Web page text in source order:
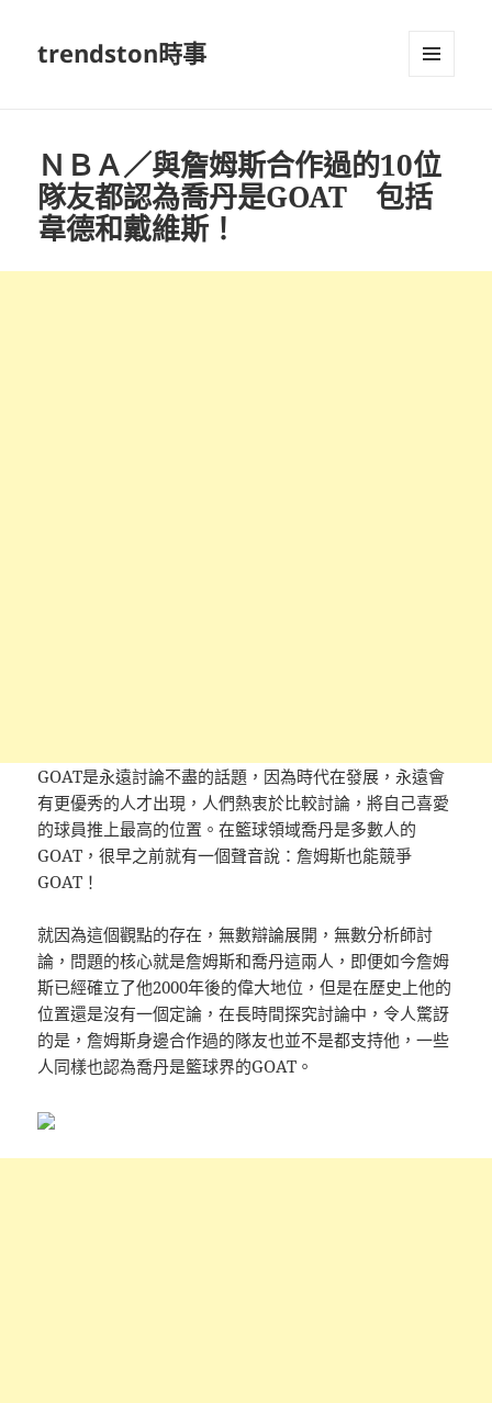
trendston時事
ＮＢＡ／與詹姆斯合作過的10位
隊友都認為喬丹是GOAT 包括
韋德和戴維斯！
GOAT是永遠討論不盡的話題，因為時代在發展，永遠會
有更優秀的人才出現，人們熱衷於比較討論，將自己喜愛
的球員推上最高的位置。在籃球領域喬丹是多數人的
GOAT，很早之前就有一個聲音說：詹姆斯也能競爭
GOAT！
就因為這個觀點的存在，無數辯論展開，無數分析師討
論，問題的核心就是詹姆斯和喬丹這兩人，即便如今詹姆
斯已經確立了他2000年後的偉大地位，但是在歷史上他的
位置還是沒有一個定論，在長時間探究討論中，令人驚訝
的是，詹姆斯身邊合作過的隊友也並不是都支持他，一些
人同樣也認為喬丹是籃球界的GOAT。